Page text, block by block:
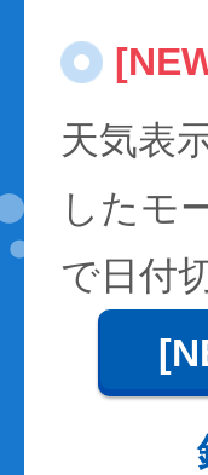
天気表
したモ
で日付